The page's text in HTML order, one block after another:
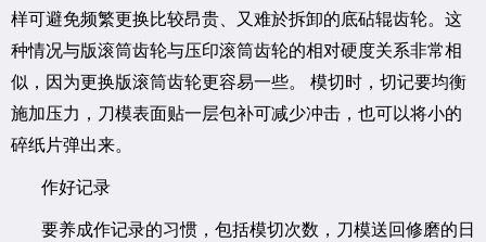
样可避免频繁更换比较昂贵、又难於拆卸的底砧辊齿轮。这
种情况与版滚筒齿轮与压印滚筒齿轮的相对硬度关系非常相
似，因为更换版滚筒齿轮更容易一些。 模切时，切记要均衡
施加压力，刀模表面贴一层包补可减少冲击，也可以将小的
碎纸片弹出来。
作好记录
要养成作记录的习惯，包括模切次数，刀模送回修磨的日